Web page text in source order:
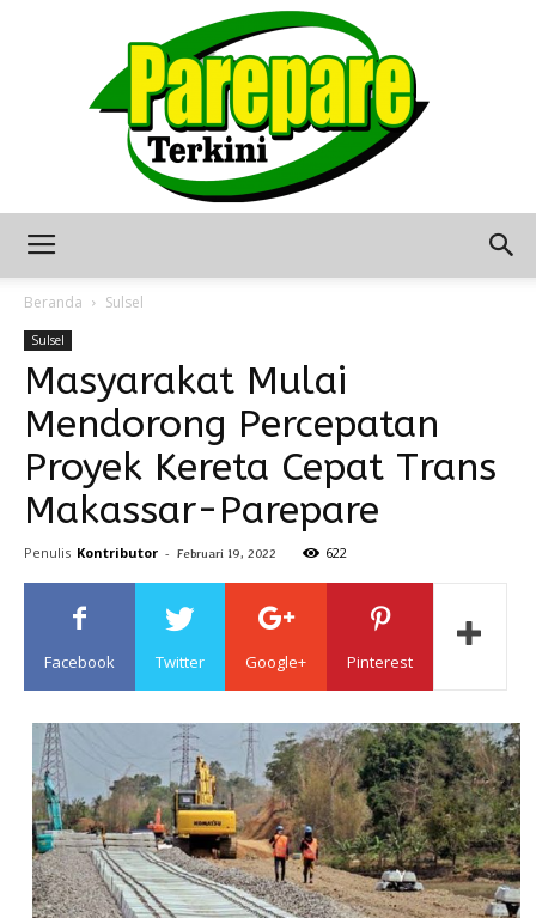
Terkini
Seputar
Sulawesi
Beranda Sulsel
Sulsel
Masyarakat Mulai
Mendorong Percepatan
Proyek Kereta Cepat Trans
Makassar-Parepare
Penulis Kontributor - Februari 19, 2022 622
Facebook Twitter Google+ Pinterest